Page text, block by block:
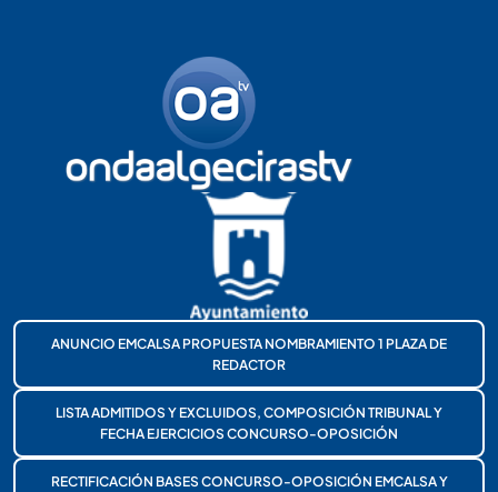
ANUNCIO EMCALSA PROPUESTA NOMBRAMIENTO 1 PLAZA DE
REDACTOR
LISTA ADMITIDOS Y EXCLUIDOS, COMPOSICIÓN TRIBUNAL Y
FECHA EJERCICIOS CONCURSO-OPOSICIÓN
RECTIFICACIÓN BASES CONCURSO-OPOSICIÓN EMCALSA Y